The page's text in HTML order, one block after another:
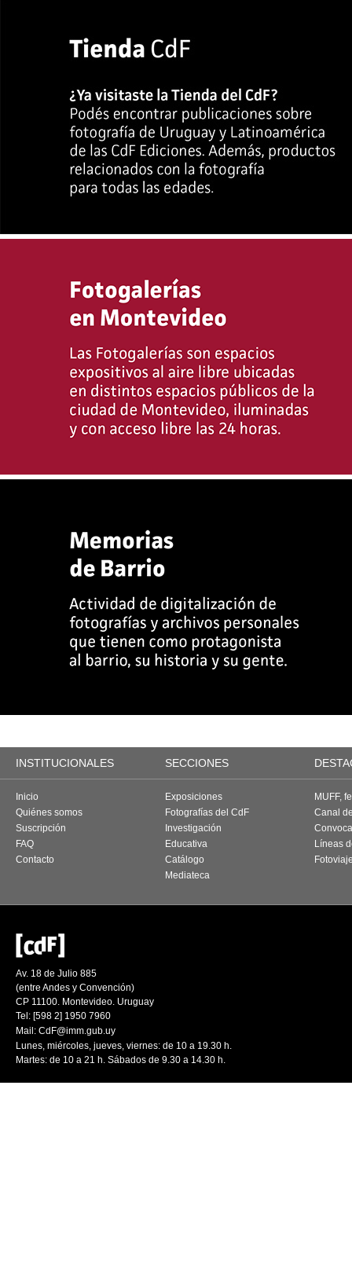
INSTITUCIONALES SECCIONES
Inicio
Quiénes somos
Suscripción
FAQ
Contacto
Exposiciones
Fotografías del CdF
Investigación
Educativa
Catálogo
Mediateca
MUFF,
Canal
Líneas
Av. 18 de Julio 885
(entre Andes y Convención)
CP 11100. Montevideo. Uruguay
Tel: [598 2] 1950 7960
Mail: CdF@imm.gub.uy
Lunes, miércoles, jueves, viernes: de 10 a 19.30 h.
Martes: de 10 a 21 h. Sábados de 9.30 a 14.30 h.